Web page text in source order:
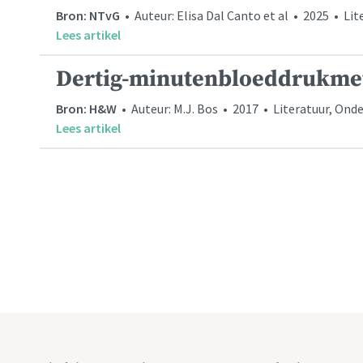
Bron: NTvG • Auteur: Elisa Dal Canto et al • 2025 •
Lees artikel
Dertig-
Bron: H&W • Auteur: M.J. Bos • 2017 • Literatuur,
Lees artikel